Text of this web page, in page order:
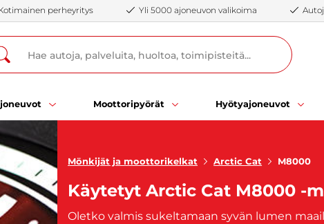
perheyritys Yli 5000 ajoneuvon valikoima
Moottoripyörät Hyötyajoneuvot
Mönkijät ja moottorikelkat
Arctic Cat M8000
Käytetyt Arctic Cat M8000 -
Oletko valmis sukeltamaan syvän lumen